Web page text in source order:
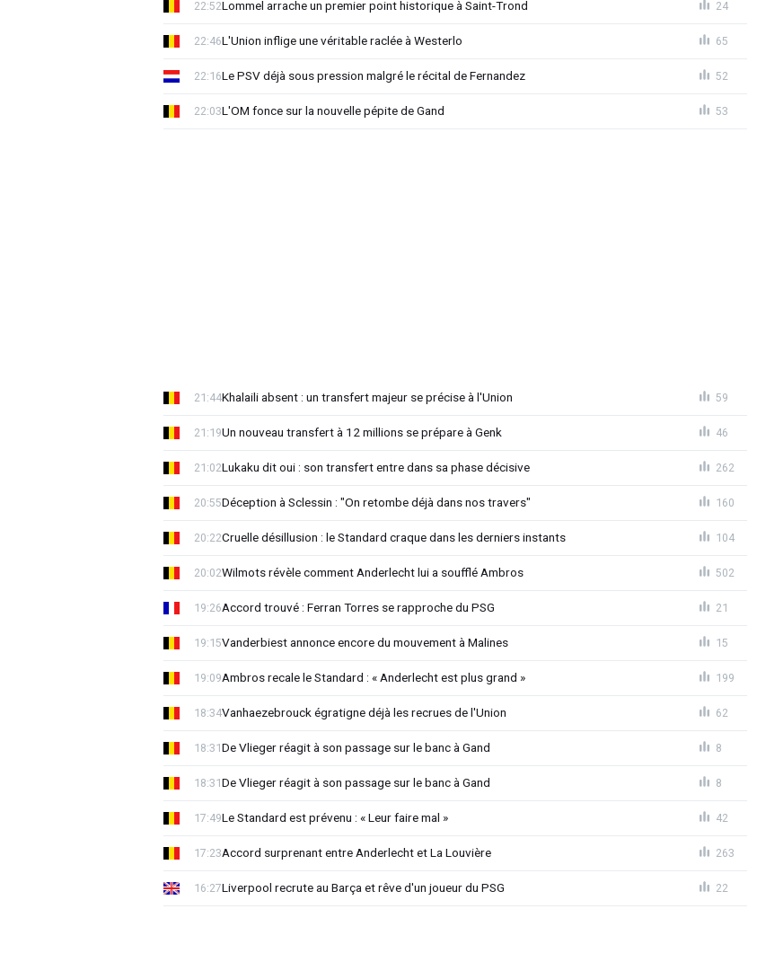
Lommel arrache un premier point historique à Saint-Trond
22:52 24
L'Union inflige une véritable raclée à Westerlo
22:46 65
Le PSV déjà sous pression malgré le récital de Fernandez
22:16 52
L'OM fonce sur la nouvelle pépite de Gand
22:03 53
Khalaili absent : un transfert majeur se précise à l'Union
21:44 59
Un nouveau transfert à 12 millions se prépare à Genk
21:19 46
Lukaku dit oui : son transfert entre dans sa phase décisive
21:02 262
Déception à Sclessin : "On retombe déjà dans nos travers"
20:55 160
Cruelle désillusion : le Standard craque dans les derniers instants
20:22 104
Wilmots révèle comment Anderlecht lui a soufflé Ambros
20:02 502
Accord trouvé : Ferran Torres se rapproche du PSG
19:26 21
Vanderbiest annonce encore du mouvement à Malines
19:15 15
Ambros recale le Standard : « Anderlecht est plus grand »
19:09 199
Vanhaezebrouck égratigne déjà les recrues de l'Union
18:34 62
De Vlieger réagit à son passage sur le banc à Gand
18:31 8
De Vlieger réagit à son passage sur le banc à Gand
18:31 8
Le Standard est prévenu : « Leur faire mal »
17:49 42
Accord surprenant entre Anderlecht et La Louvière
17:23 263
Liverpool recrute au Barça et rêve d'un joueur du PSG
16:27 22